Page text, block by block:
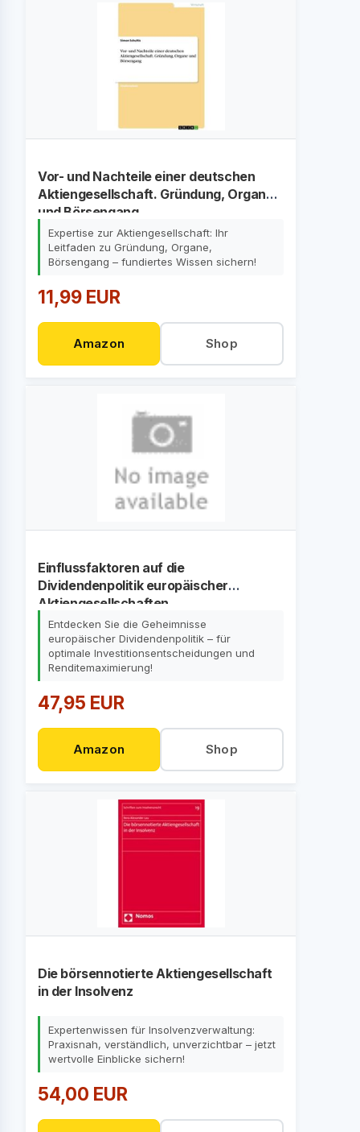
Vor- und Nachteile einer deutschen
Aktiengesellschaft. Gründung, Organe
und Börsengang
Expertise zur Aktiengesellschaft: Ihr
Leitfaden zu Gründung, Organe,
Börsengang – fundiertes Wissen sichern!
11,99 EUR
Amazon Shop
Einflussfaktoren auf die
Dividendenpolitik europäischer
Aktiengesellschaften
Entdecken Sie die Geheimnisse
europäischer Dividendenpolitik – für
optimale Investitionsentscheidungen und
Renditemaximierung!
47,95 EUR
Amazon Shop
Die börsennotierte Aktiengesellschaft
in der Insolvenz
Expertenwissen für Insolvenzverwaltung:
Praxisnah, verständlich, unverzichtbar – jetzt
wertvolle Einblicke sichern!
54,00 EUR